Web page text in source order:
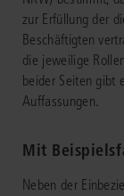
zur Erfüllung der
Beschäftigten
die jeweilige
beider Seiten gibt
Auffassungen.
Mit
Neben der